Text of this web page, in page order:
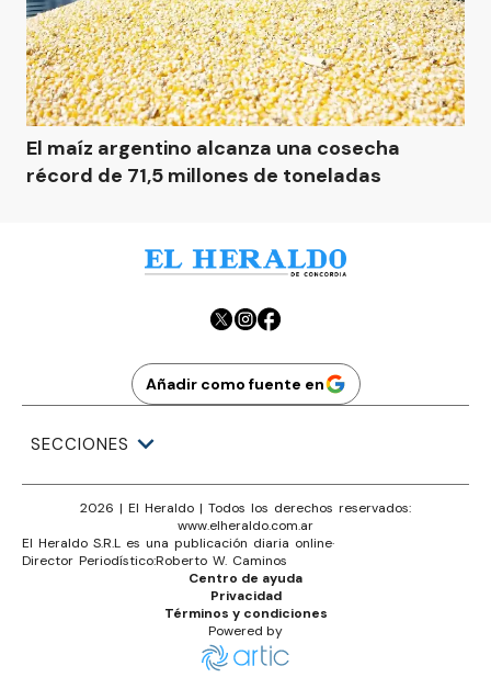
El maíz argentino alcanza una cosecha
récord de 71,5 millones de toneladas
Añadir como fuente en
SECCIONES
2026 | El Heraldo | Todos los derechos reservados:
www.elheraldo.com.ar
El Heraldo S.R.L es una publicación diaria online·
Director Periodístico:Roberto W. Caminos
Términos y condiciones
Privacidad
Centro de ayuda
Powered by